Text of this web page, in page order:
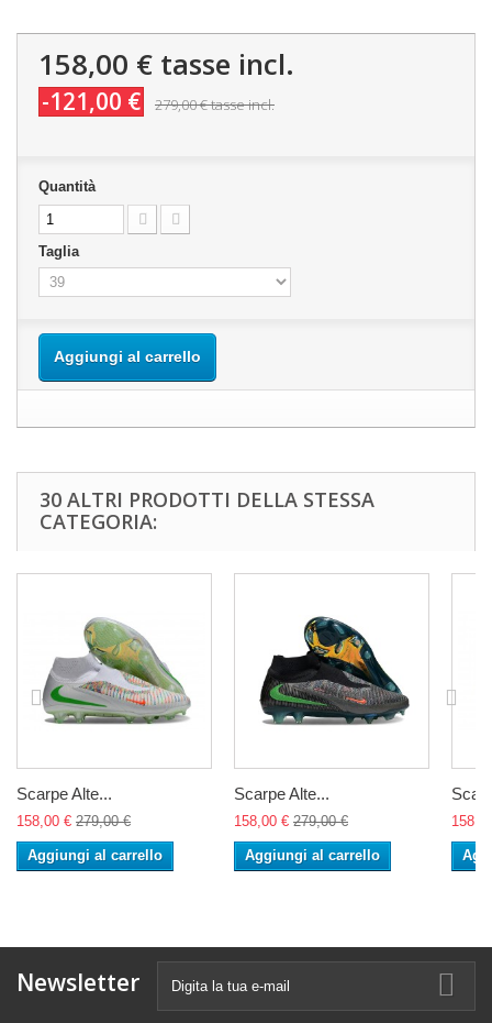
158,00 € tasse incl.
-121,00 € 279,00 €tasse incl.
Quantità
Taglia
Aggiungi al carrello
30 ALTRI PRODOTTI DELLA STESSA
CATEGORIA:
Scarpe Alte...
158,00 € 279,00 €
Aggiungi al carrello
Scarpe Alte...
158,00 € 279,00 €
Aggiungi al carrello
Newsletter